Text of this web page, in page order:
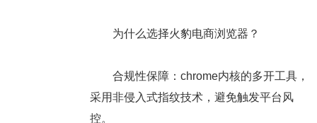
为什么选择火豹电商浏览器？
合规性保障：chrome内核的多开工具，
采用非侵入式指纹技术，避免触发平台风
控。